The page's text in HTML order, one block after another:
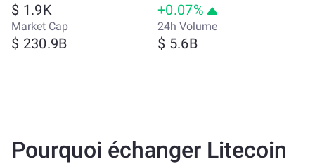
$ 1.9K +0.07%
Market Cap
$ 230.9B
24h Volume
$ 5.6B
Pourquoi échanger Litecoin